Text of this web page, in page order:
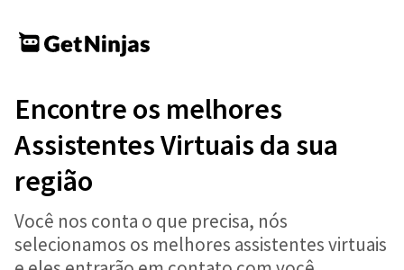
Encontre os melhores
Assistentes Virtuais da sua
região
Você nos conta o que precisa, nós
selecionamos os melhores assistentes virtuais